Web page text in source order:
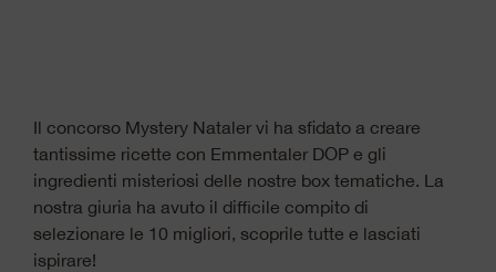
Il concorso Mystery Nataler vi ha sfidato a creare
tantissime ricette con Emmentaler DOP e gli
ingredienti misteriosi delle nostre box tematiche. La
nostra giuria ha avuto il difficile compito di
selezionare le 10 migliori, scoprile tutte e lasciati
ispirare!